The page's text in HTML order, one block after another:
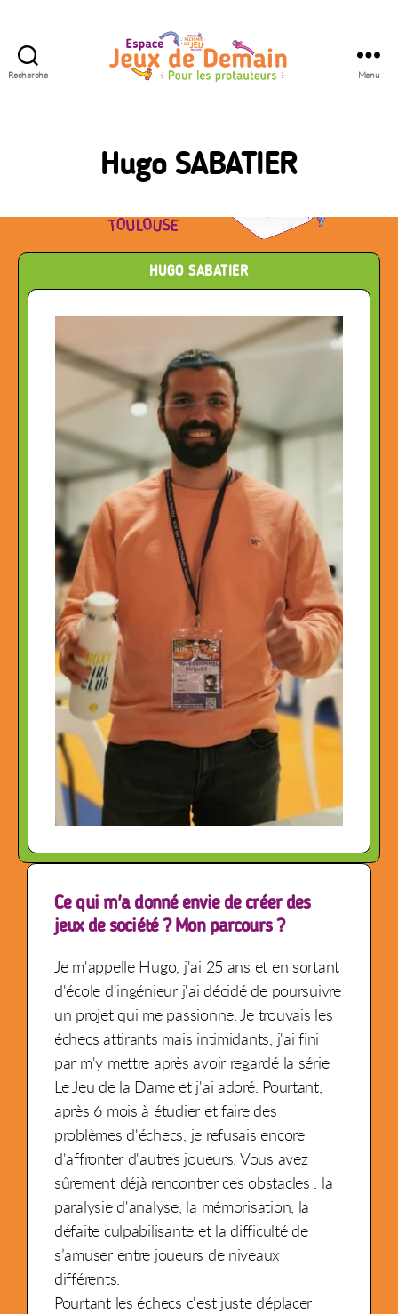
Recherche
Demain
Menu
Hugo SABATIER
HUGO SABATIER
Ce qui m'a donné envie de créer des
jeux de société ? Mon parcours ?
Je m'appelle Hugo, j'ai 25 ans et en sortant
d'école d'ingénieur j'ai décidé de poursuivre
un projet qui me passionne. Je trouvais les
échecs attirants mais intimidants, j'ai fini
par m'y mettre après avoir regardé la série
Le Jeu de la Dame et j'ai adoré. Pourtant,
après 6 mois à étudier et faire des
problèmes d'échecs, je refusais encore
d'affronter d'autres joueurs. Vous avez
sûrement déjà rencontrer ces obstacles : la
paralysie d'analyse, la mémorisation, la
défaite culpabilisante et la difficulté de
s’amuser entre joueurs de niveaux
différents.
Pourtant les échecs c'est juste déplacer